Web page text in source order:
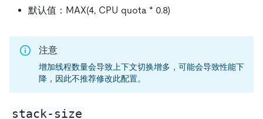
默认值：MAX(4, CPU quota * 0.8)
注意
增加线程数量会导致上下文切换增多，可能会导致性能下
降，因此不推荐修改此配置。
stack-size